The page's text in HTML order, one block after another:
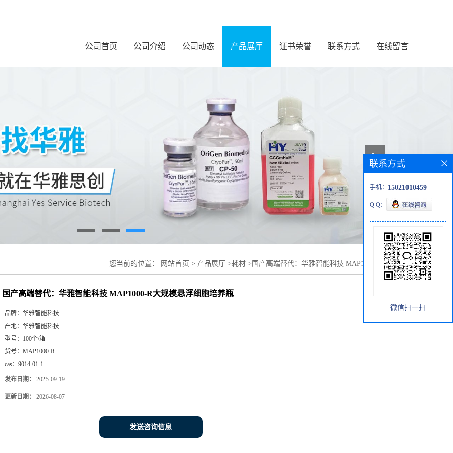
公司首页 公司介绍 公司动态 产品展厅 证书荣誉 联系方式 在线留言
您当前的位置： 网站首页 > 产品展厅 >耗材 > 国产高端替代：华雅智能科技 MAP1000-R大规模悬
国产高端替代：华雅智能科技 MAP1000-R大规模悬浮细胞培养瓶
品牌： 华雅智能科技
产地： 华雅智能科技
型号： 100个/箱
货号： MAP1000-R
cas： 9014-01-1
发布日期： 2025-09-19
更新日期： 2026-08-07
发送咨询信息
联系方式
手机： 15021010459
Q Q：
微信扫一扫